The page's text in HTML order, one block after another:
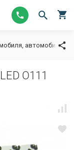
O111